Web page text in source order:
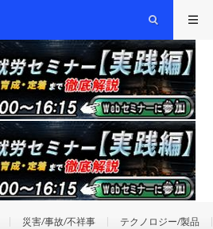
災害/事故/不祥事 テクノロジー/製品